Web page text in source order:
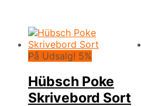
10.370,00 kr..
På Udsalg! 5%
Hübsch Poke
Skrivebord Sort